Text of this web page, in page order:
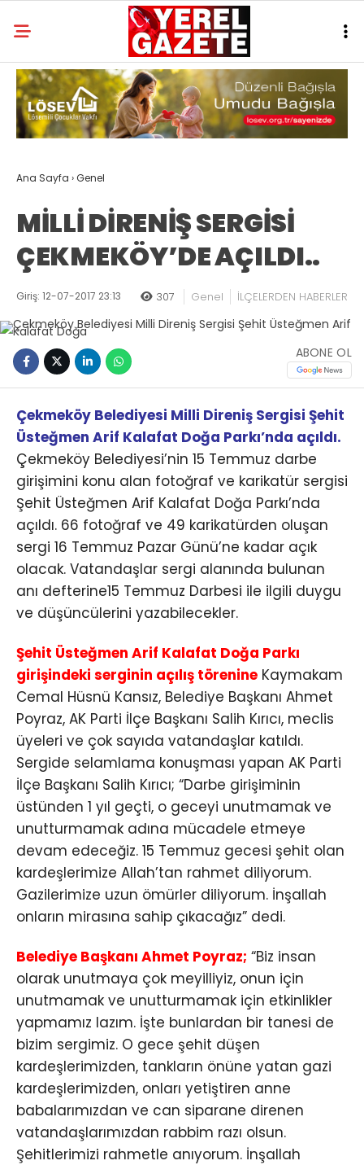
Ana Sayfa ›Genel
MİLLİ DİRENİŞ SERGİSİ
ÇEKMEKÖY’DE AÇILDI..
Giriş: 12-07-2017 23:13 307 Genel İLÇELERDEN HABERLER
ABONE OL
Çekmeköy Belediyesi Milli Direniş Sergisi Şehit
Üsteğmen Arif Kalafat Doğa Parkı’nda açıldı.
Çekmeköy Belediyesi’nin 15 Temmuz darbe
girişimini konu alan fotoğraf ve karikatür sergisi
Şehit Üsteğmen Arif Kalafat Doğa Parkı’nda
açıldı. 66 fotoğraf ve 49 karikatürden oluşan
sergi 16 Temmuz Pazar Günü’ne kadar açık
olacak. Vatandaşlar sergi alanında bulunan
anı defterine15 Temmuz Darbesi ile ilgili duygu
ve düşüncülerini yazabilecekler.
Şehit Üsteğmen Arif Kalafat Doğa Parkı
girişindeki serginin açılış törenine Kaymakam
Cemal Hüsnü Kansız, Belediye Başkanı Ahmet
Poyraz, AK Parti İlçe Başkanı Salih Kırıcı, meclis
üyeleri ve çok sayıda vatandaşlar katıldı.
Sergide selamlama konuşması yapan AK Parti
İlçe Başkanı Salih Kırıcı; “Darbe girişiminin
üstünden 1 yıl geçti, o geceyi unutmamak ve
unutturmamak adına mücadele etmeye
devam edeceğiz. 15 Temmuz gecesi şehit olan
kardeşlerimize Allah’tan rahmet diliyorum.
Gazilerimize uzun ömürler diliyorum. İnşallah
onların mirasına sahip çıkacağız” dedi.
Belediye Başkanı Ahmet Poyraz; “Biz insan
olarak unutmaya çok meyilliyiz, onun için
unutmamak ve unutturmamak için etkinlikler
yapmamız lazım. İşte bunlardan bir tanesi de
bizim sergimiz. O gece şehit düşen
kardeşlerimizden, tankların önüne yatan gazi
kardeşlerimizden, onları yetiştiren anne
babalarımızdan ve can siparane direnen
vatandaşlarımızdan rabbim razı olsun.
Şehitlerimizi rahmetle anıyorum. İnşallah